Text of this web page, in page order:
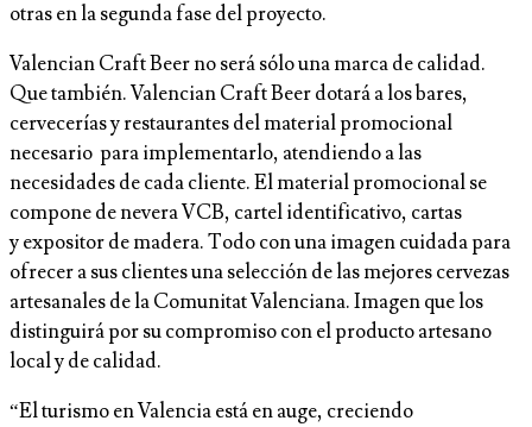
otras en la segunda fase del proyecto.
Valencian Craft Beer no será sólo una marca de calidad.
Que también. Valencian Craft Beer dotará a los bares,
cervecerías y restaurantes del material promocional
necesario para implementarlo, atendiendo a las
necesidades de cada cliente. El material promocional se
compone de nevera VCB, cartel identificativo, cartas
y expositor de madera. Todo con una imagen cuidada para
ofrecer a sus clientes una selección de las mejores cervezas
artesanales de la Comunitat Valenciana. Imagen que los
distinguirá por su compromiso con el producto artesano
local y de calidad.
“El turismo en Valencia está en auge, creciendo